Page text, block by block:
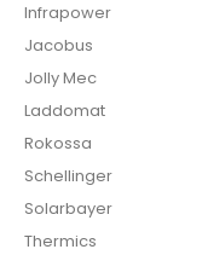
Infrapower
Jacobus
Jolly Mec
Laddomat
Rokossa
Schellinger
Solarbayer
Thermics